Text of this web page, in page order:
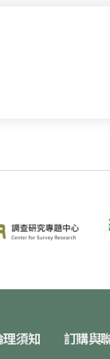
理須知 訂購與